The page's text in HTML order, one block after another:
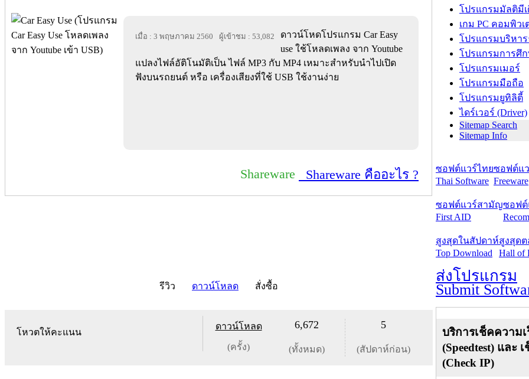
เมื่อ : 3 พฤษภาคม 2560 ผู้เข้าชม : 53,082
ดาวน์โหดโปรแกรม Car Easy
use ใช้โหลดเพลง จาก Youtube
แปลงไฟล์อัติโนมัติเป็น ไฟล์ MP3 กับ MP4 เหมาะสำหรับนำไปเปิด
ฟังบนรถยนต์ หรือ เครื่องเสียงที่ใช้ USB ใช้งานง่าย
Shareware Shareware คืออะไร ?
รีวิว ดาวน์โหลด สั่งซื้อ
โหวตให้คะแนน
ดาวน์โหลด
(ครั้ง)
6,672
(ทั้งหมด)
5
(สัปดาห์ก่อน)
โปรแกรมมัลติมีเ
เกม PC คอมพิวเ
โปรแกรมบริหา
โปรแกรมการศึ
โปรแกรมเมอร์
โปรแกรมมือถือ
โปรแกรมยูทิลิตี้
ไดร์เวอร์ (Driver)
Sitemap Search
Sitemap Info
ซอฟต์แวร์ไทย
Thai Software
ซอฟต์แ
Freeware
ซอฟต์แวร์สามัญ
First AID
ซอฟต์
สูงสุดในสัปดาห์
Top Download
สูงสุด
Hall of
ส่งโปรแกรม
Submit
บริการเช็คความเ
(Speedtest) และ
(Check IP)